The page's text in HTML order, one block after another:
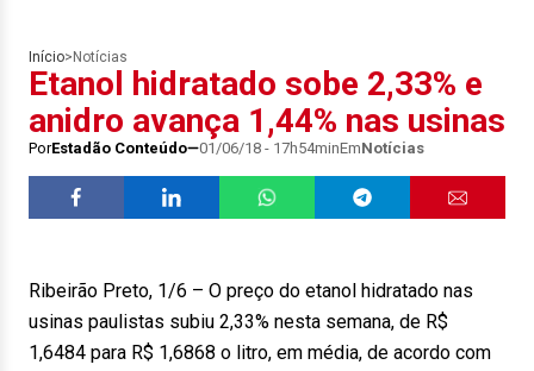
Início> Notícias
Etanol hidratado sobe 2,33% e
anidro avança 1,44% nas usinas
PorEstadão Conteúdo 01/06/18 - 17h54minEmNotícias
Ribeirão Preto, 1/6 – O preço do etanol hidratado nas
usinas paulistas subiu 2,33% nesta semana, de R$
1,6484 para R$ 1,6868 o litro, em média, de acordo com